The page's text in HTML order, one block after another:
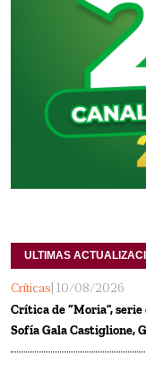
ULTIMAS
Críticas | 10/08/2026
Crítica de “Moria”,
Sofía Gala Castiglione,